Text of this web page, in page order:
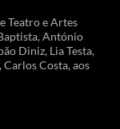
Teatro e Artes
António
Diniz, Lia Testa,
Costa, aos